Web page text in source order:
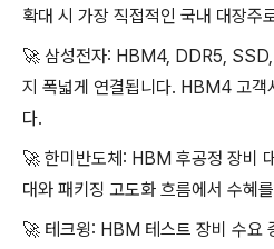
확대 시 가장 직접적인 국내 대장주
🚀 삼성전자: HBM4, DDR5, SSD,
지 폭넓게 연결됩니다. HBM4 고객
다.
🚀 한미반도체: HBM 후공정 장비
대와 패키징 고도화 흐름에서 수혜
🚀 테크윙: HBM 테스트 장비 수요